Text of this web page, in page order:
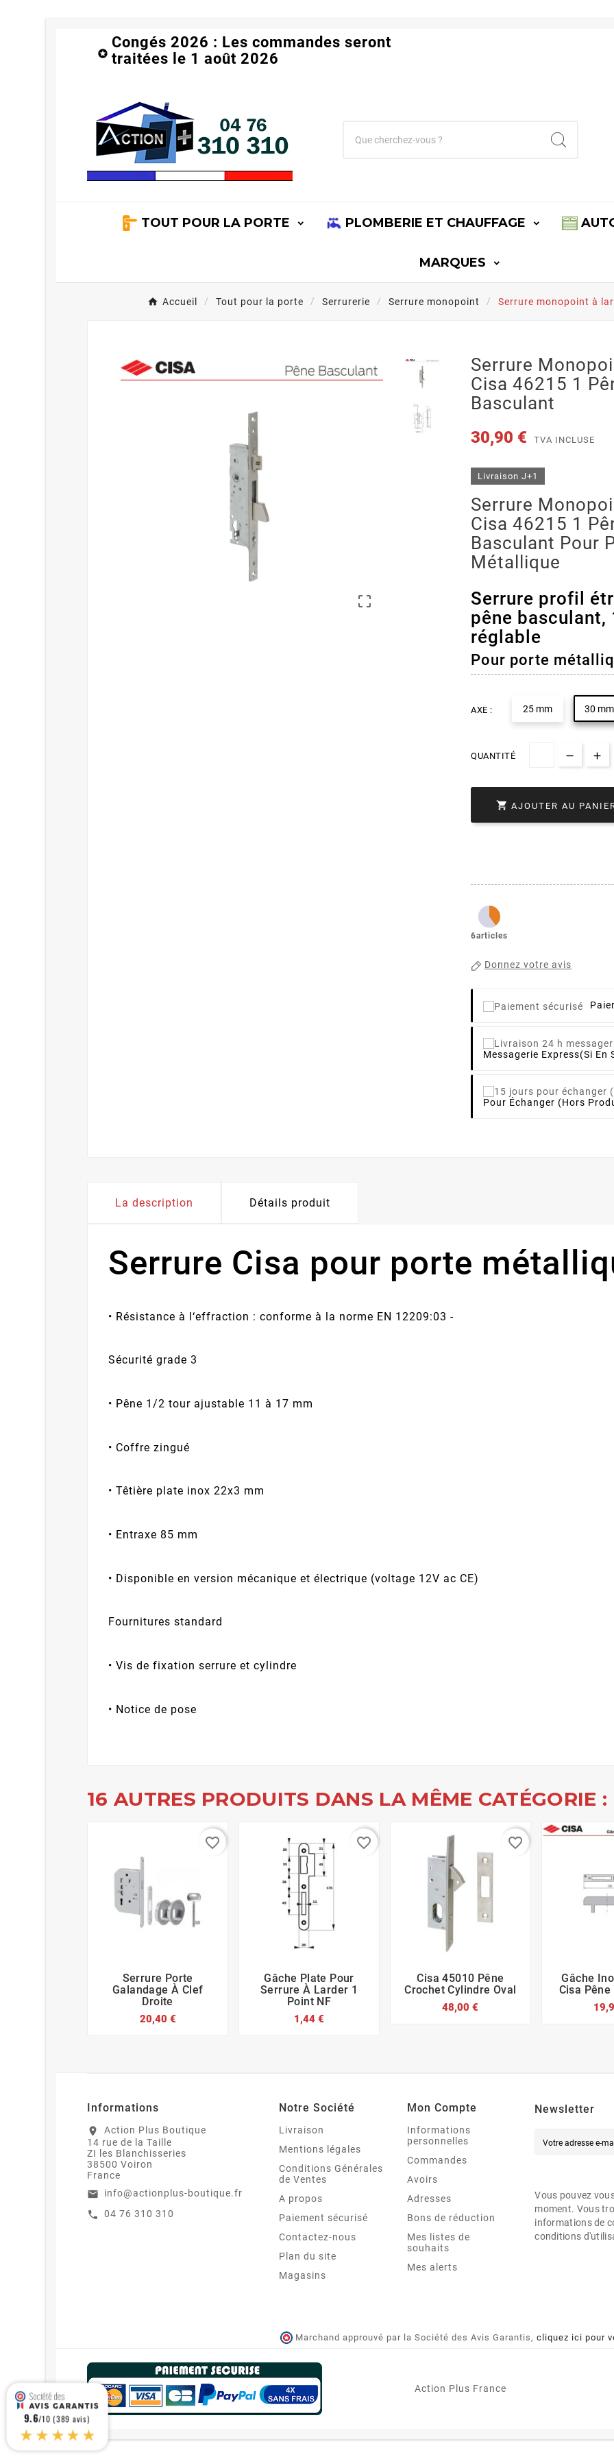

Congés 2026 : Les commandes seront
traitées le 1 août 2026
TOUT POUR LA PORTE PLOMBERIE ET CHAUFFAGE
MARQUES
Accueil Tout pour la porte Serrurerie Serrure monopoint Serrure monopoint à

Serrure
Cisa 46215 1
Basculant
30,90 € TVA INCLUSE
Livraison J+1
Serrure
Cisa 46215 1
Basculant Pour
Métallique
Serrure profil
pêne basculant,
réglable
Pour porte
AXE : 25 mm 30 mm
QUANTITÉ
 AJOUTER AU
6articles
Donnez votre avis
Messagerie Express(si En
Pour Échanger (hors
La description Détails produit
Serrure Cisa pour porte
• Résistance à l‘effraction : conforme à la norme EN 12209:03 -
Sécurité grade 3
• Pêne 1/2 tour ajustable 11 à 17 mm
• Coffre zingué
• Têtière plate inox 22x3 mm
• Entraxe 85 mm
• Disponible en version mécanique et électrique (voltage 12V ac CE)
Fournitures standard
• Vis de fixation serrure et cylindre
• Notice de pose
16 AUTRES PRODUITS DANS LA MÊME CATÉGORIE :
   
Serrure Porte
Galandage À Clef
Droite
20,40 €
favorite_border
   
Gâche Plate Pour
Serrure À Larder 1
Point NF
1,44 €
favorite_border
   
Cisa 45010 Pêne
Crochet Cylindre Oval
48,00 €
favorite_border
 
Gâche
Cisa
Informations
location_on
Action Plus Boutique
14 rue de la Taille
ZI les Blanchisseries
38500 Voiron
France
email info@actionplus-boutique.fr
call 04 76 310 310
Notre Société
Livraison
Mentions légales
Conditions Générales
de Ventes
A propos
Paiement sécurisé
Contactez-nous
Plan du site
Magasins
Mon Compte
Informations
personnelles
Commandes
Avoirs
Adresses
Bons de réduction
Mes listes de
souhaits
Mes alerts
Newsletter
Vous pouvez
moment. Vous
informations de
conditions
Marchand approuvé par la Société des Avis Garantis, cliquez ici pour
Action Plus France
9.6/10 (389 avis)
★★★★★